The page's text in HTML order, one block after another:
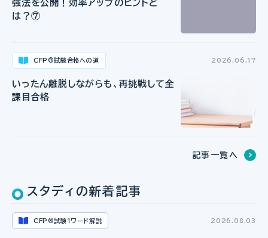
強法を公開！効率アップのヒントと
は？⑦
CFP ®試験合格への道 2026.06.17
いったん離脱しながらも、再挑戦して全
課目合格
記事一覧へ
スタディの新着記事
CFP ®試験１ワード解説 2026.08.03